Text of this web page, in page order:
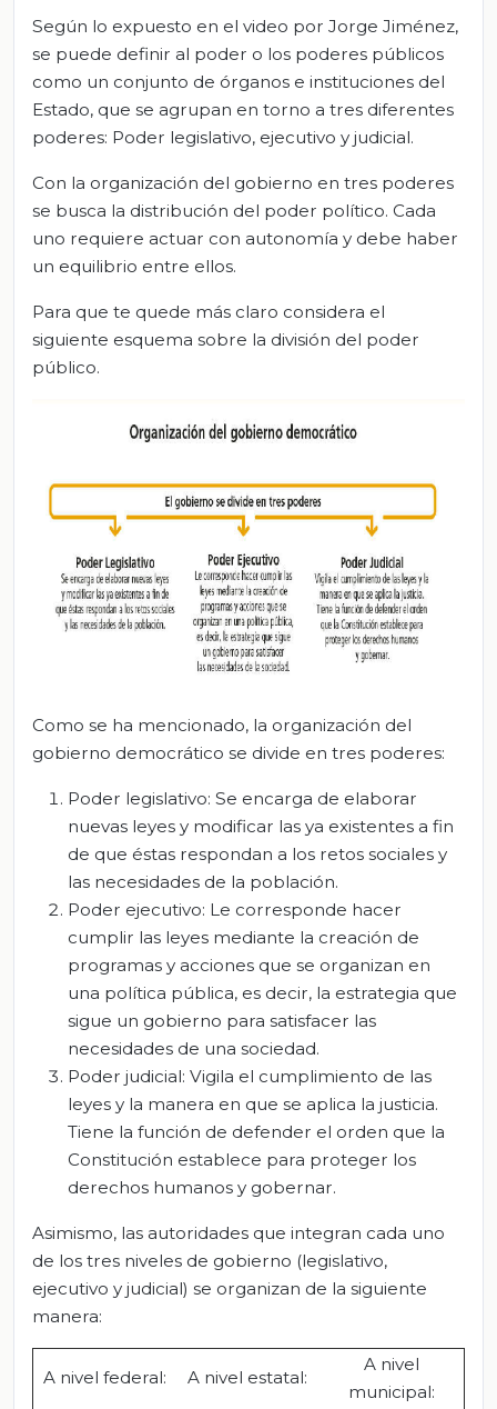
Según lo expuesto en el video por Jorge Jiménez,
se puede definir al poder o los poderes públicos
como un conjunto de órganos e instituciones del
Estado, que se agrupan en torno a tres diferentes
poderes: Poder legislativo, ejecutivo y judicial.
Con la organización del gobierno en tres poderes
se busca la distribución del poder político. Cada
uno requiere actuar con autonomía y debe haber
un equilibrio entre ellos.
Para que te quede más claro considera el
siguiente esquema sobre la división del poder
público.
Como se ha mencionado, la organización del
gobierno democrático se divide en tres poderes:
Poder legislativo: Se encarga de elaborar
nuevas leyes y modificar las ya existentes a fin
de que éstas respondan a los retos sociales y
las necesidades de la población.
Poder ejecutivo: Le corresponde hacer
cumplir las leyes mediante la creación de
programas y acciones que se organizan en
una política pública, es decir, la estrategia que
sigue un gobierno para satisfacer las
necesidades de una sociedad.
Poder judicial: Vigila el cumplimiento de las
leyes y la manera en que se aplica la justicia.
Tiene la función de defender el orden que la
Constitución establece para proteger los
derechos humanos y gobernar.
Asimismo, las autoridades que integran cada uno
de los tres niveles de gobierno (legislativo,
ejecutivo y judicial) se organizan de la siguiente
manera:
A nivel federal: A nivel estatal:
A nivel
municipal: